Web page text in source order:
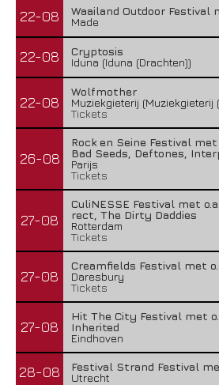
22-08
Waailand Outdoor Festival
Made
22-08
Cryptosis
Iduna (Iduna (Drachten))
22-08
Wolfmother
Muziekgieterij (Muziekgieterij
Tickets
26-08
Rock en Seine Festival
Bad Seeds, Deftones,
Parijs
Tickets
27-08
CuliNESSE Festival met
rect, The Dirty Daddies
Rotterdam
Tickets
27-08
Creamfields Festival met
Daresbury
Tickets
27-08
Hit The City Festival met
Inherited
Eindhoven
28-08
Festival Strand Festival
Utrecht